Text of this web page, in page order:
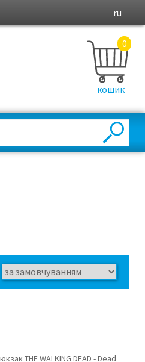
ru
0
кошик